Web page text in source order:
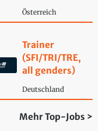
Österreich
Trainer
(SFI/TRI/TRE,
all genders)
Deutschland
Mehr Top-Jobs >